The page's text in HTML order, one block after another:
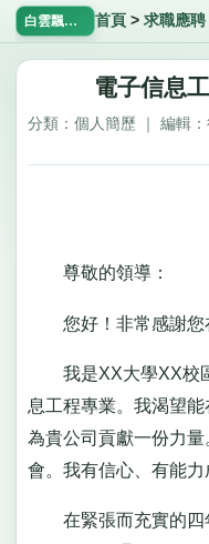
白雲飄飄網 首頁 >求職應聘
電子信息
分類：個人簡歷 ｜ 編輯
尊敬的領導：
您好！非常感謝您
我是XX大學XX校區
息工程專業。我渴望能
為貴公司貢獻一份力
會。我有信心、有能力
在緊張而充實的四